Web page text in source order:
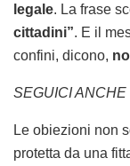
legale. La frase
cittadini”. E il
confini, dicono,
SEGUICI
Le obiezioni non
protetta da una